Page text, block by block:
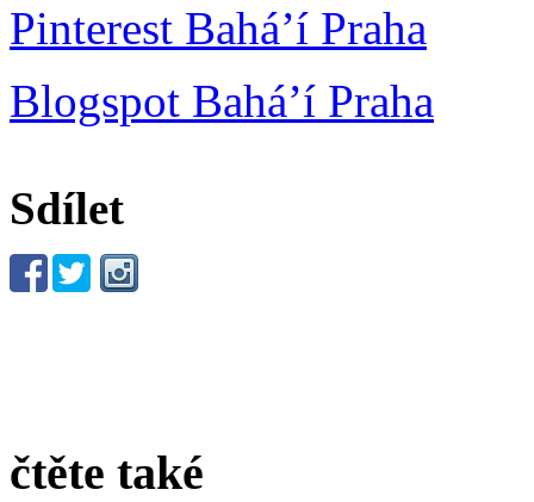
Pinterest Bahá’í Praha
Blogspot Bahá’í Praha
Sdílet
čtěte také